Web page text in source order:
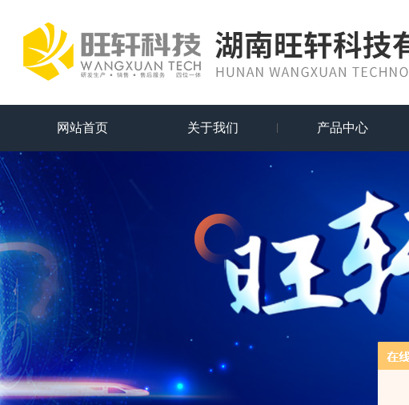
网站首页 关于我们 产品中心